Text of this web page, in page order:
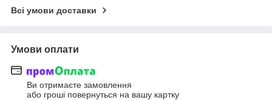
Всі умови доставки
Умови оплати
Ви отримаєте замовлення
або гроші повернуться на вашу картку